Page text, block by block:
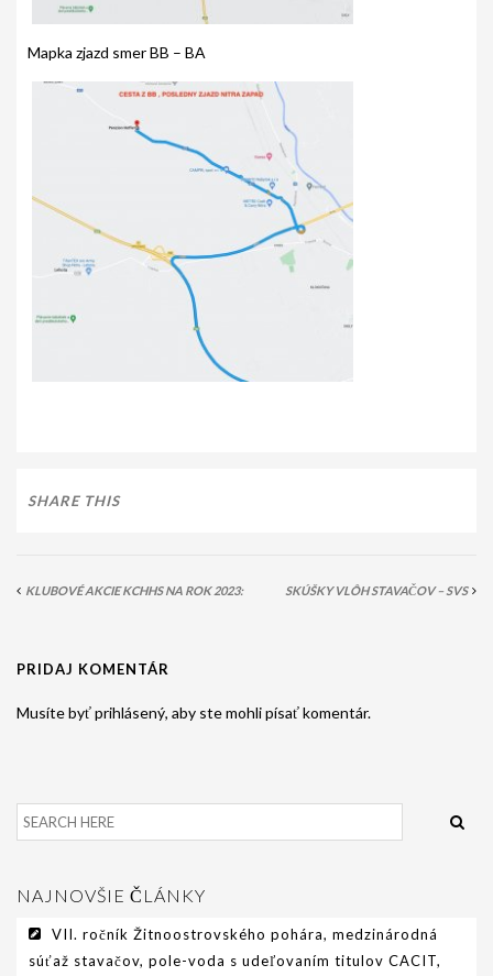
Mapka zjazd smer BB – BA
SHARE THIS
KLUBOVÉ AKCIE KCHHS NA ROK 2023: SKÚŠKY VLÔH STAVAČOV – SVS
PRIDAJ KOMENTÁR
Musíte byť prihlásený, aby ste mohli písať komentár.
NAJNOVŠIE ČLÁNKY
VII. ročník Žitnoostrovského pohára, medzinárodná
súťaž stavačov, pole-voda s udeľovaním titulov CACIT,